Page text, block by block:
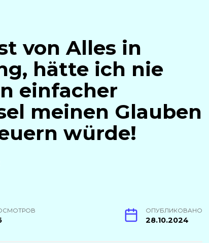
von Alles in
hätte ich nie
einfacher
meinen Glauben
würde!
ОПУБЛИКОВАНО
28.10.2024